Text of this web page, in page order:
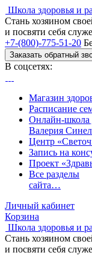
Школа здоровья и
Стань хозяином
и посвяти себя
+7-(800)-775-51-20
Заказать обратный
В соцсетях:
Магазин
Расписание
Онлайн-школа
Валерия
Центр
Запись на
Проект
Все разделы
сайта…
Личный кабинет
Корзина
Школа здоровья и
Стань хозяином
и посвяти себя